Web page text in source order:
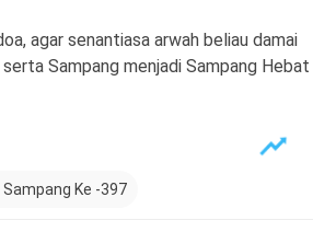
agar senantiasa arwah beliau damai
Sampang menjadi Sampang Hebat
Ke -397